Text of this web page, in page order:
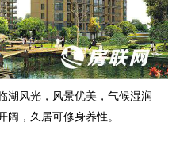
湖风光，风景优美，气候湿润
阔，久居可修身养性。